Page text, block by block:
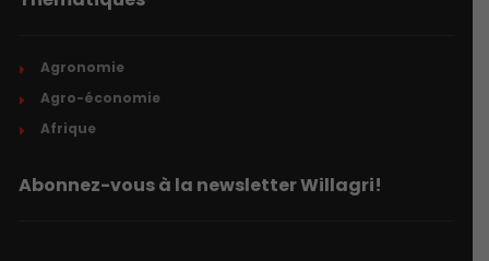
Agronomie
Agro-économie
Afrique
Abonnez-vous à la newsletter Willagri!